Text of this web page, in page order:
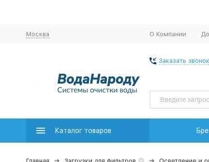
Москва О Компании
Заказать звонок
Каталог товаров